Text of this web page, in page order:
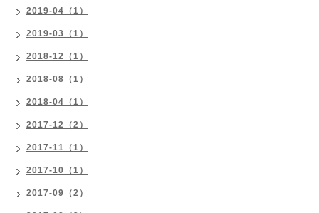
2019-04（1）
2019-03（1）
2018-12（1）
2018-08（1）
2018-04（1）
2017-12（2）
2017-11（1）
2017-10（1）
2017-09（2）